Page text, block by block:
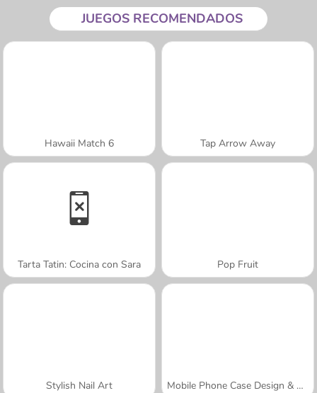
JUEGOS RECOMENDADOS
Hawaii Match 6 Tap Arrow Away
Tarta Tatin: Cocina con Sara Pop Fruit
Stylish Nail Art Mobile Phone Case Design & DIY